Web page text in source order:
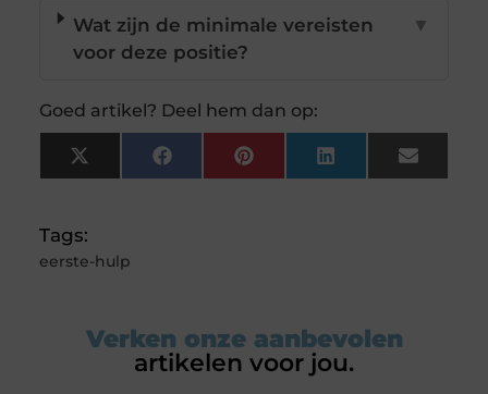
Wat zijn de minimale vereisten
voor deze positie?
▼
Goed artikel? Deel hem dan op:
X
(Twitter)
FacebookPinterestLinkedInEmail
Tags:
eerste-hulp
Verken onze aanbevolen
artikelen voor jou.